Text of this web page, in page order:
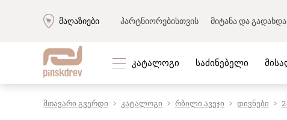
მაღაზიები პარტნიორებისთვის მიტანა და გადახდა
კატალოგი
რბილი ავეჯი კორპუსის
საძინებელი
მთავარი გვერდი კატალოგი რბილი ავეჯი დივნები